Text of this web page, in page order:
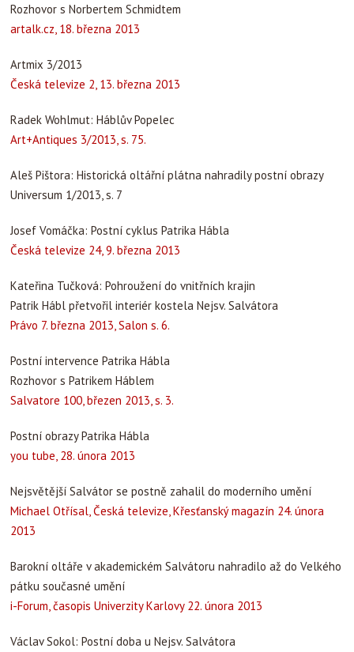
Rozhovor s Norbertem Schmidtem
artalk.cz, 18. března 2013
Artmix 3/2013
Česká televize 2, 13. března 2013
Radek Wohlmut: Háblův Popelec
Art+Antiques 3/2013, s. 75.
Aleš Pištora: Historická oltářní plátna nahradily postní obrazy
Universum 1/2013, s. 7
Josef Vomáčka: Postní cyklus Patrika Hábla
Česká televize 24, 9. března 2013
Kateřina Tučková: Pohroužení do vnitřních krajin
Patrik Hábl přetvořil interiér kostela Nejsv. Salvátora
Právo 7. března 2013, Salon s. 6.
Postní intervence Patrika Hábla
Rozhovor s Patrikem Háblem
Salvatore 100, březen 2013, s. 3.
Postní obrazy Patrika Hábla
you tube, 28. února 2013
Nejsvětější Salvátor se postně zahalil do moderního umění
Michael Otřísal, Česká televize, Křesťanský magazín 24. února
2013
Barokní oltáře v akademickém Salvátoru nahradilo až do Velkého
pátku současné umění
i-Forum, časopis Univerzity Karlovy 22. února 2013
Václav Sokol: Postní doba u Nejsv. Salvátora